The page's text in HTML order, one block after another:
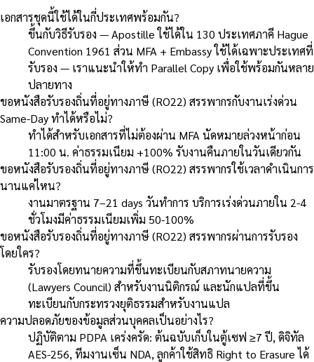
เอกสารชุดนี้ใช้ได้ในกี่ประเทศพร้อมกัน?
ขึ้นกับวิธีรับรอง — Apostille ใช้ได้ใน 130 ประเทศภาคี Hague
Convention 1961 ส่วน MFA + Embassy ใช้ได้เฉพาะประเทศที่
รับรอง — เราแนะนำให้ทำ Parallel Copy เพื่อใช้พร้อมกันหลาย
ปลายทาง
ขอหนังสือรับรองถิ่นที่อยู่ทางภาษี (RO22) สรรพากรกับงานเร่งด่วน
Same-Day ทำได้หรือไม่?
ทำได้สำหรับเอกสารที่ไม่ต้องผ่าน MFA นัดหมายล่วงหน้าก่อน
11:00 น. ค่าธรรมเนียม +100% รับงานคืนภายในวันเดียวกัน
ขอหนังสือรับรองถิ่นที่อยู่ทางภาษี (RO22) สรรพากรใช้เวลาดำเนินการ
นานแค่ไหน?
งานมาตรฐาน 7–21 days วันทำการ บริการเร่งด่วนภายใน 2-4
ชั่วโมงมีค่าธรรมเนียมเพิ่ม 50-100%
ขอหนังสือรับรองถิ่นที่อยู่ทางภาษี (RO22) สรรพากรผ่านการรับรอง
โดยใคร?
รับรองโดยทนายความที่ขึ้นทะเบียนกับสภาทนายความ
(Lawyers Council) สำหรับงานนิติกรณ์ และนักแปลที่ขึ้น
ทะเบียนกับกระทรวงยุติธรรมสำหรับงานแปล
ความปลอดภัยของข้อมูลส่วนบุคคลเป็นอย่างไร?
ปฏิบัติตาม PDPA เคร่งครัด: ต้นฉบับเก็บในตู้เซฟ ≥7 ปี, ดิจิทัล
AES-256, ทีมงานเซ็น NDA, ลูกค้าใช้สิทธิ Right to Erasure ได้